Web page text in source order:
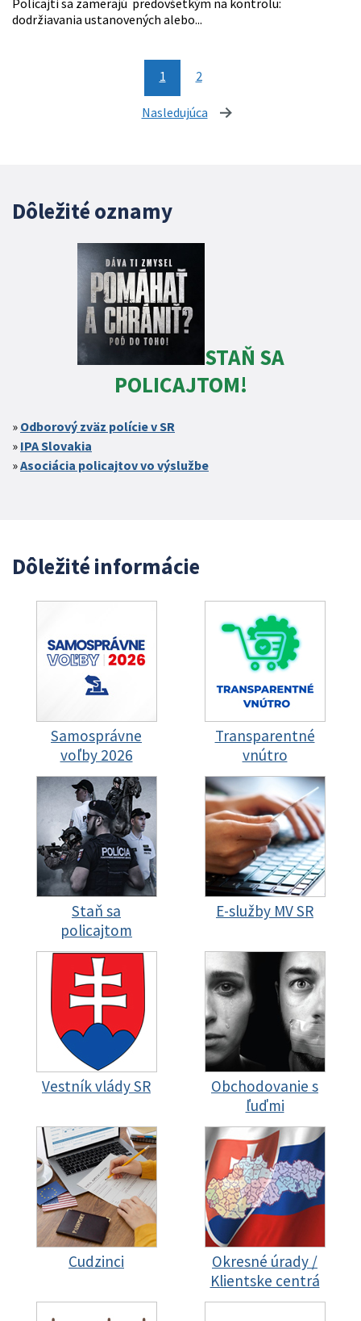
Policajti sa zamerajú predovšetkým na kontrolu:
dodržiavania ustanovených alebo...
1 2
Nasledujúca stránka
Dôležité oznamy
STAŇ SA
POLICAJTOM!
Odborový zväz polície v SR
IPA Slovakia
Asociácia policajtov vo výslužbe
Dôležité informácie
Samosprávne
voľby 2026
Transparentné
vnútro
Staň sa
policajtom
E-služby MV SR
Vestník vlády SR
Obchodovanie s
ľuďmi
Cudzinci
Okresné úrady /
Klientske centrá